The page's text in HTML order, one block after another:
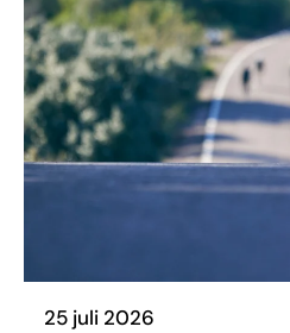
25 juli 2026